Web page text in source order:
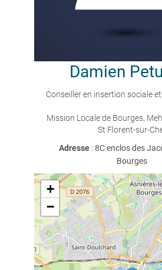
Damien
Conseiller en insertion sociale
Mission Locale de Bourges,
St Florent-sur-
Adresse : 8C enclos des
Bourges
+
−